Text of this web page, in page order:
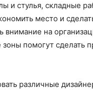
и стулья, складные
место и
внимание на
помогут сделать
различные